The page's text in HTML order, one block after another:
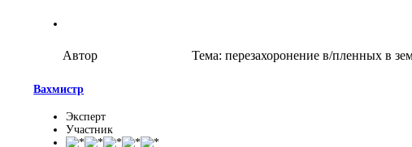
Автор Тема: перезахоронение в/пленных в
Вахмистр
Эксперт
Участник